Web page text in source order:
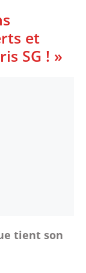
et
SG ! »
tient son